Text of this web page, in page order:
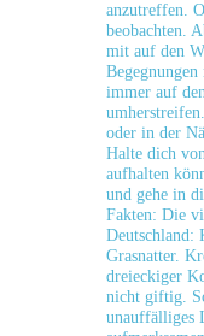
anzutreffen.
beobachten.
mit auf den
immer auf
⁢oder‌ in​ der
Halte dich⁣
aufhalten
und‌ gehe ⁣in
Fakten: Die
Deutschland:⁣
Grasnatter.
dreieckiger
nicht giftig.
unauffälliges​